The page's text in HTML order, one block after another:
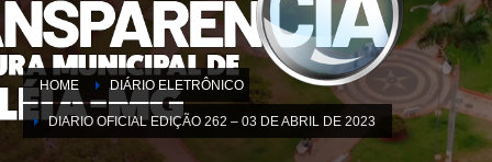
HOME DIÁRIO ELETRÔNICO
DIARIO OFICIAL EDIÇÃO 262 – 03 DE ABRIL DE 2023